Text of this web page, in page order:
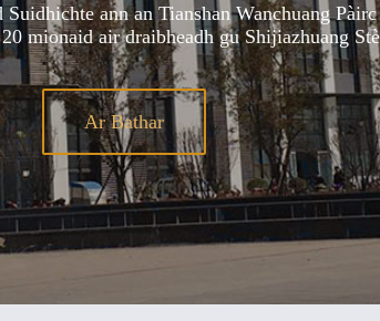
ann an Tianshan Wanchuang
mionaid air draibheadh ​​​​gu Shijiazhuang
Ar Bathar